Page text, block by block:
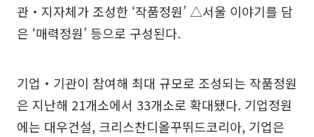
관‧지자체가 조성한 ‘작품정원’ △서울 이야기를 담
은 ‘매력정원’ 등으로 구성된다.
기업‧기관이 참여해 최대 규모로 조성되는 작품정원
은 지난해 21개소에서 33개소로 확대됐다. 기업정원
에는 대우건설, 크리스찬디올꾸뛰드코리아, 기업은